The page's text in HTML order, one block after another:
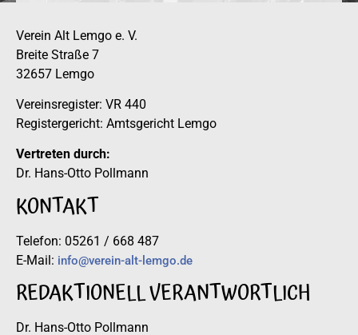
Verein Alt Lemgo e. V.
Breite Straße 7
32657 Lemgo
Vereinsregister: VR 440
Registergericht: Amtsgericht Lemgo
Vertreten durch:
Dr. Hans-Otto Pollmann
KONTAKT
Telefon: 05261 / 668 487
E-Mail: info@verein-alt-lemgo.de
REDAKTIONELL VERANTWORTLICH
Dr. Hans-Otto Pollmann